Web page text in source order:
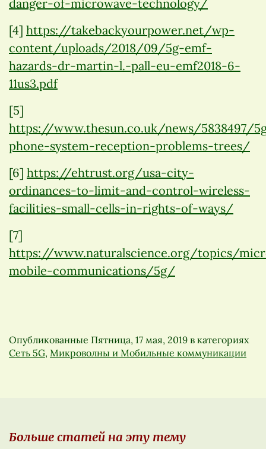
danger-of-microwave-technology/
[4] https://takebackyourpower.net/wp-
content/uploads/2018/09/5g-emf-
hazards-dr-martin-l.-pall-eu-emf2018-6-
11us3.pdf
[5]
https://www.thesun.co.uk/news/5838497/
phone-system-reception-problems-trees/
[6] https://ehtrust.org/usa-city-
ordinances-to-limit-and-control-wireless-
facilities-small-cells-in-rights-of-ways/
[7]
https://www.naturalscience.org/topics/
mobile-communications/5g/
Опубликованные Пятница, 17 мая, 2019 в категориях
Сеть 5G, Микроволны и Мобильные коммуникации
Больше статей на эту тему